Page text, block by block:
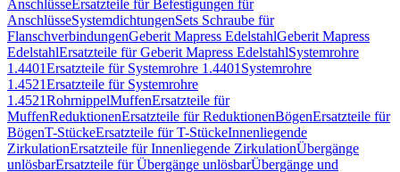
AnschlüsseErsatzteile für Befestigungen für
AnschlüsseSystemdichtungenSets Schraube für
FlanschverbindungenGeberit Mapress EdelstahlGeberit Mapress
EdelstahlErsatzteile für Geberit Mapress EdelstahlSystemrohre
1.4401Ersatzteile für Systemrohre 1.4401 Systemrohre
1.4521Ersatzteile für Systemrohre
1.4521RohrnippelMuffenErsatzteile für
MuffenReduktionenErsatzteile für ReduktionenBögenErsatzteile für
BögenT-StückeErsatzteile für T-StückeInnenliegende
ZirkulationErsatzteile für Innenliegende ZirkulationÜbergänge
unlösbarErsatzteile für Übergänge unlösbarÜbergänge und